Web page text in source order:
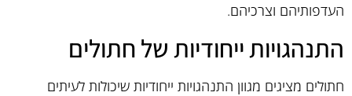
העדפותיהם וצרכיהם.
התנהגויות ייחודיות של חתולים
חתולים מציגים מגוון התנהגויות ייחודיות שיכולות לעיתים